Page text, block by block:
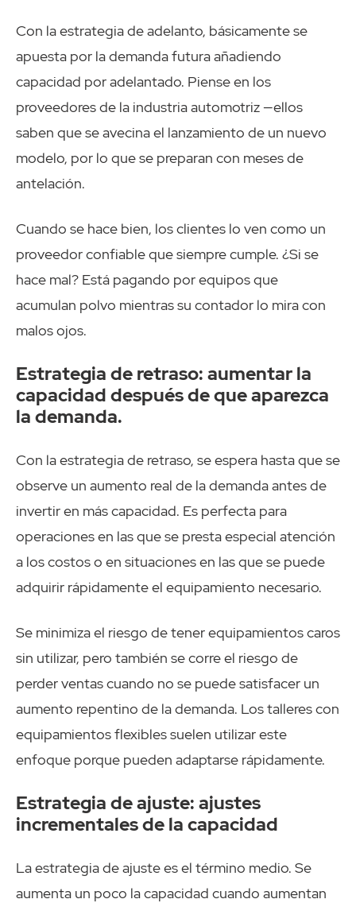
Con la estrategia de adelanto, básicamente se
apuesta por la demanda futura añadiendo
capacidad por adelantado. Piense en los
proveedores de la industria automotriz —ellos
saben que se avecina el lanzamiento de un nuevo
modelo, por lo que se preparan con meses de
antelación.
Cuando se hace bien, los clientes lo ven como un
proveedor confiable que siempre cumple. ¿Si se
hace mal? Está pagando por equipos que
acumulan polvo mientras su contador lo mira con
malos ojos.
Estrategia de retraso: aumentar la
capacidad después de que aparezca
la demanda.
Con la estrategia de retraso, se espera hasta que se
observe un aumento real de la demanda antes de
invertir en más capacidad. Es perfecta para
operaciones en las que se presta especial atención
a los costos o en situaciones en las que se puede
adquirir rápidamente el equipamiento necesario.
Se minimiza el riesgo de tener equipamientos caros
sin utilizar, pero también se corre el riesgo de
perder ventas cuando no se puede satisfacer un
aumento repentino de la demanda. Los talleres con
equipamientos flexibles suelen utilizar este
enfoque porque pueden adaptarse rápidamente.
Estrategia de ajuste: ajustes
incrementales de la capacidad
La estrategia de ajuste es el término medio. Se
aumenta un poco la capacidad cuando aumentan